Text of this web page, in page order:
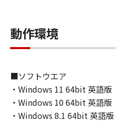
7. DISCLAIMER OF
LIABILITY
[NO WARRANTY] THE
ANY KIND, EITHER
INCLUDING, BUT NOT
IMPLIED WARRANTIES
AND FITNESS FOR A
動作環境
■ソフトウエア
・Windows 11 64bit 英語版
・Windows 10 64bit 英語版
・Windows 8.1 64bit 英語版